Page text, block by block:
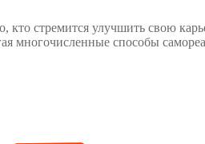
кто стремится улучшить свою
многочисленные способы